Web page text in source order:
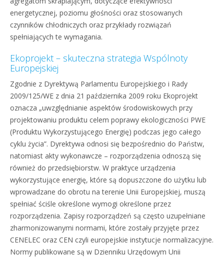
energetycznej, poziomu głośności oraz stosowanych
czynników chłodniczych oraz przykłady rozwiązań
spełniających te wymagania.
Ekoprojekt – skuteczna strategia Wspólnoty
Europejskiej
Zgodnie z Dyrektywą Parlamentu Europejskiego i Rady
2009/125/WE z dnia 21 października 2009 roku Ekoprojekt
oznacza „uwzględnianie aspektów środowiskowych przy
projektowaniu produktu celem poprawy ekologiczności PWE
(Produktu Wykorzystującego Energię) podczas jego całego
cyklu życia”. Dyrektywa odnosi się bezpośrednio do Państw,
natomiast akty wykonawcze – rozporządzenia odnoszą się
również do przedsiębiorstw. W praktyce urządzenia
wykorzystujące energię, które są dopuszczone do użytku lub
wprowadzane do obrotu na terenie Unii Europejskiej, muszą
spełniać ściśle określone wymogi określone przez
rozporządzenia. Zapisy rozporządzeń są często uzupełniane
zharmonizowanymi normami, które zostały przyjęte przez
CENELEC oraz CEN czyli europejskie instytucje normalizacyjne.
Normy publikowane są w Dzienniku Urzędowym Unii